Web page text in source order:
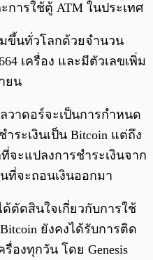
การใช้ตู้ ATM ในประเทศ
มขึ้นทั่วโลกด้วยจำนวน
เครื่อง และมีตัวเลขเพิ่ม
ยน
วาดอร์จะเป็นการกำหนด
ระเงินเป็น Bitcoin แต่ถึง
จะแปลงการชำระเงินจาก
ที่จะถอนเงินออกมา
ตัดสินใจเกี่ยวกับการใช้
ยังคงได้รับการติด
องทุกวัน โดย Genesis